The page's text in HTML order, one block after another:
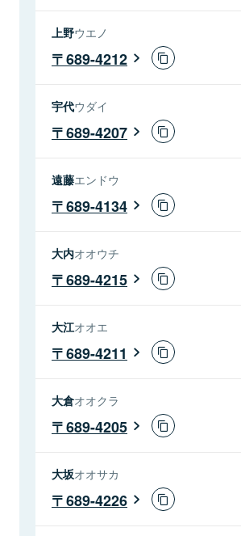
上野ウエノ
689-4212
宇代ウダイ
689-4207
遠藤エンドウ
689-4134
大内オオウチ
689-4215
大江オオエ
689-4211
大倉オオクラ
689-4205
大坂オオサカ
689-4226